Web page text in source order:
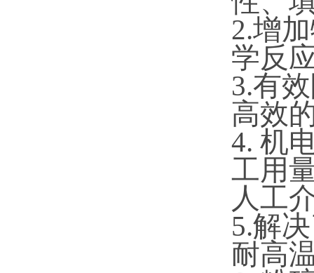
2.增
学反
3.有
高效
4. 机
工用
人工
5.解
耐高